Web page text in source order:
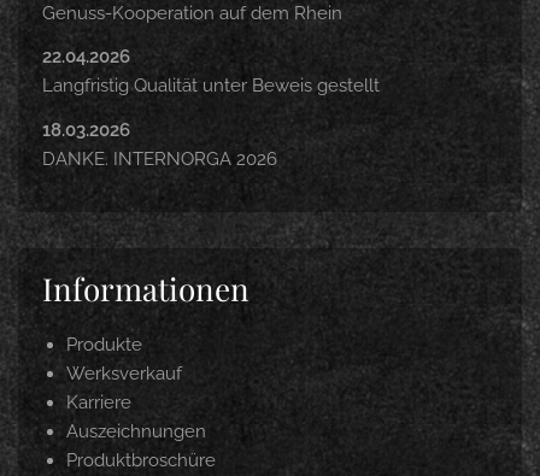
Genuss-Kooperation auf dem Rhein
22.04.2026
Langfristig Qualität unter Beweis gestellt
18.03.2026
DANKE. INTERNORGA 2026
Informationen
Produkte
Werksverkauf
Karriere
Auszeichnungen
Produktbroschüre